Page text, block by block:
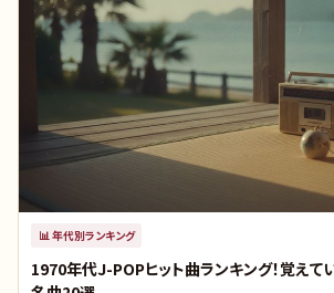
📊 年代別ランキング
1970年代J-POPヒット曲ランキング！覚えて